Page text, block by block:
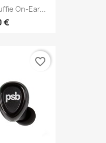
On-Ear...
€
favorite_border